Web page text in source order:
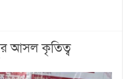
আসল কৃতিত্ব